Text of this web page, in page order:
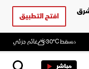
افتح التطبيق
مسقط30°C غائم جزئي
مباشر